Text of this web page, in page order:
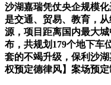
沙湖嘉瑞凭仗央企规模
是交通、贸易、教育，
源，项目距离国内最大
布，共规划179个地下车
套的不竭升级，保利沙
权预定德律风】案场预定